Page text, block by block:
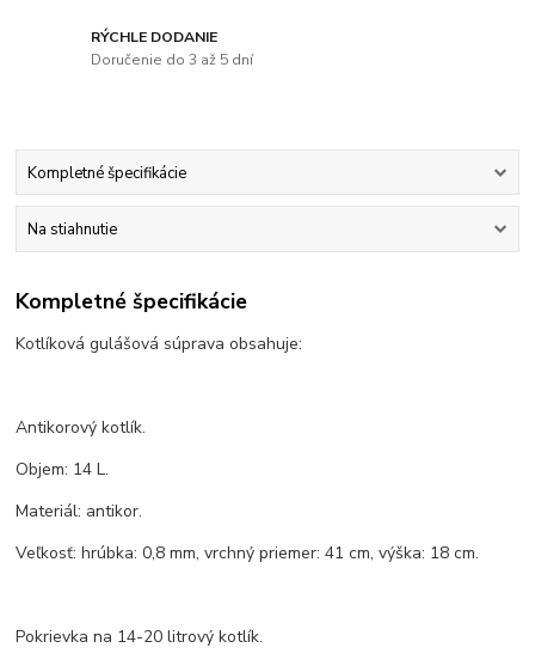
RÝCHLE DODANIE
Doručenie do 3 až 5 dní
Kompletné špecifikácie
Na stiahnutie
Kompletné špecifikácie
Kotlíková gulášová súprava obsahuje:
Antikorový kotlík.
Objem: 14 L.
Materiál: antikor.
Veľkosť: hrúbka: 0,8 mm, vrchný priemer: 41 cm, výška: 18 cm.
Pokrievka na 14-20 litrový kotlík.